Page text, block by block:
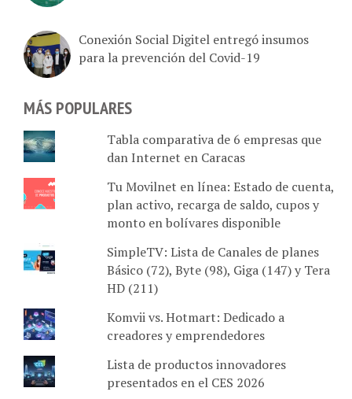
Conexión Social Digitel entregó insumos
para la prevención del Covid-19
MÁS POPULARES
Tabla comparativa de 6 empresas que
dan Internet en Caracas
Tu Movilnet en línea: Estado de cuenta,
plan activo, recarga de saldo, cupos y
monto en bolívares disponible
SimpleTV: Lista de Canales de planes
Básico (72), Byte (98), Giga (147) y Tera
HD (211)
Komvii vs. Hotmart: Dedicado a
creadores y emprendedores
Lista de productos innovadores
presentados en el CES 2026